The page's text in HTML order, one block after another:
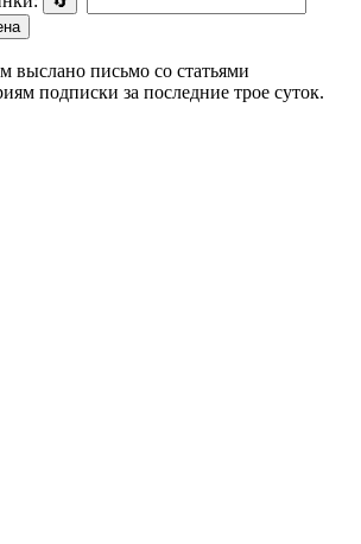
выслано письмо со статьями
подписки за последние трое суток.